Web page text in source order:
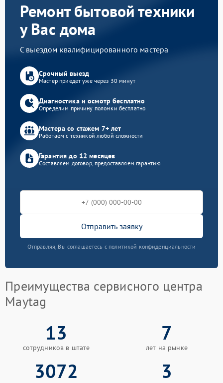
Ремонт бытовой техники
у Вас дома
С выездом квалифицированного мастера
Срочный выезд
Мастер приедет уже через 30 минут
Диагностика и осмотр бесплатно
Определим причину поломки бесплатно
Мастера со стажем 7+ лет
Работаем с техникой любой сложности
Гарантия до 12 месяцев
Составляем договор, предоставляем гарантию
Отправить заявку
Отправляя, Вы соглашаетесь с политикой конфиденциальности
Преимущества сервисного центра
Maytag
13
сотрудников в штате
7
лет на рынке
3072 3